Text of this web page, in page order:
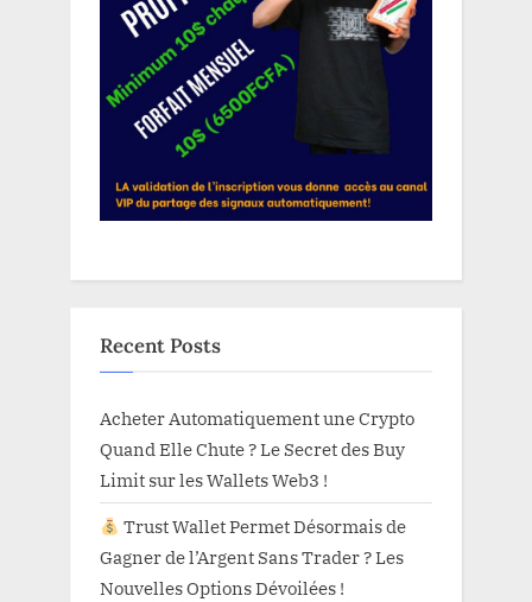
Recent Posts
Acheter Automatiquement une Crypto
Quand Elle Chute ? Le Secret des Buy
Limit sur les Wallets Web3 !
Trust Wallet Permet Désormais de
Gagner de l’Argent Sans Trader ? Les
Nouvelles Options Dévoilées !